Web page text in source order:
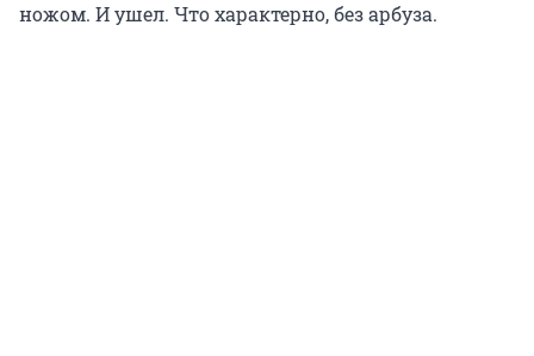
ножом. И ушел. Что характерно, без арбуза.